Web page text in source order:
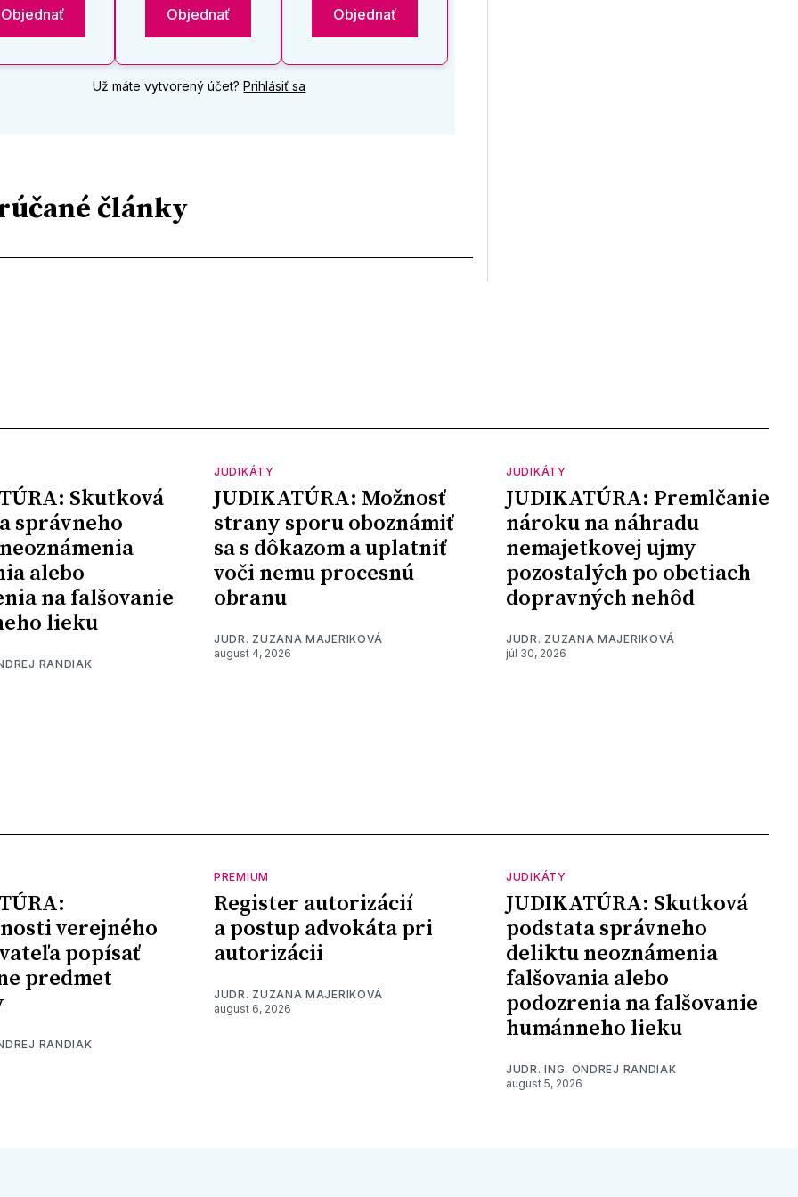
Objednať Objednať Objednať
Už máte vytvorený účet?Prihlásiť sa
články
Skutková
správneho
alebo
na falšovanie
lieku
RANDIAK
JUDIKÁTY
JUDIKATÚRA: Možnosť
strany sporu oboznámiť
sa s dôkazom a uplatniť
voči nemu procesnú
obranu
JUDR. ZUZANA MAJERIKOVÁ
august 4, 2026
JUDIKÁTY
JUDIKATÚRA: Premlčanie
nároku na náhradu
nemajetkovej ujmy
pozostalých po obetiach
dopravných nehôd
JUDR. ZUZANA MAJERIKOVÁ
júl 30, 2026
verejného
popísať
predmet
RANDIAK
PREMIUM
Register autorizácií
a postup advokáta pri
autorizácii
JUDR. ZUZANA MAJERIKOVÁ
august 6, 2026
JUDIKÁTY
JUDIKATÚRA: Skutková
podstata správneho
deliktu neoznámenia
falšovania alebo
podozrenia na falšovanie
humánneho lieku
JUDR. ING. ONDREJ RANDIAK
august 5, 2026